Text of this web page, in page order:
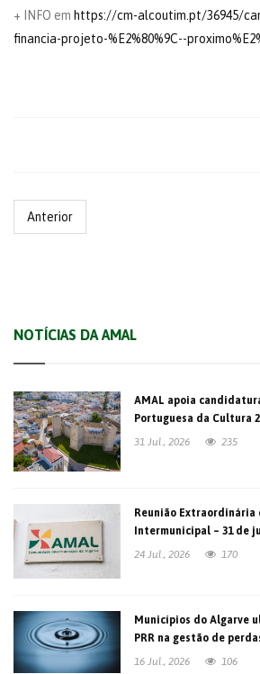
+ INFO em https://cm-alcoutim.pt/36945/
financia-projeto-%E2%80%9C--
Anterior
NOTÍCIAS DA AMAL
AMAL apoia
Portuguesa da Cultura
31 Jul., 2026
235
Reunião Extraordinária
Intermunicipal – 31 de
24 Jul., 2026
170
Municípios do Algarve
PRR na gestão de
16 Jul., 2026
106